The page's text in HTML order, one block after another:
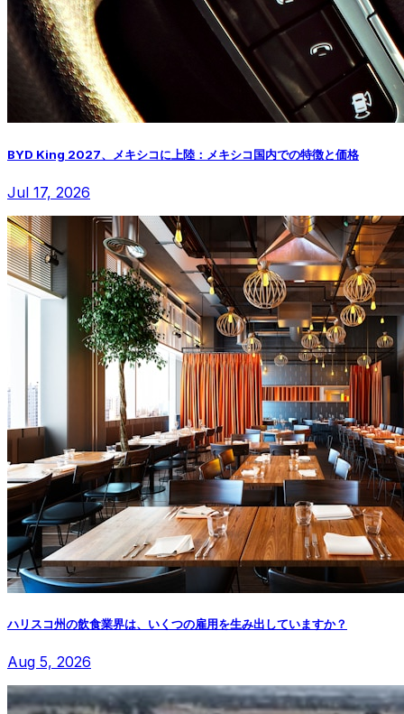
BYD King 2027、メキシコに上陸：メキシコ国内での特徴と価格
Jul 17, 2026
ハリスコ州の飲食業界は、いくつの雇用を生み出していますか？
Aug 5, 2026